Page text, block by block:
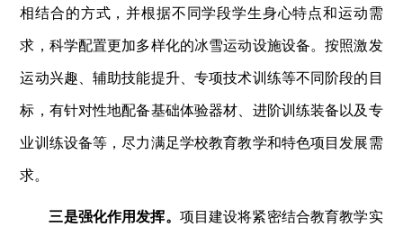
相结合的方式，并根据不同学段学生身心特点和运动需
求，科学配置更加多样化的冰雪运动设施设备。按照激发
运动兴趣、辅助技能提升、专项技术训练等不同阶段的目
标，有针对性地配备基础体验器材、进阶训练装备以及专
业训练设备等，尽力满足学校教育教学和特色项目发展需
求。
三是强化作用发挥。 项目建设将紧密结合教育教学实